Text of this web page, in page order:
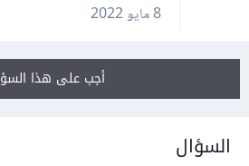
8 مايو 2022
أجب على هذا
السؤال